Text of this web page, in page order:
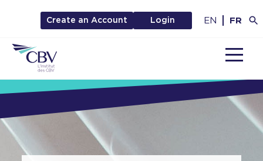
Create an Account Login EN FR